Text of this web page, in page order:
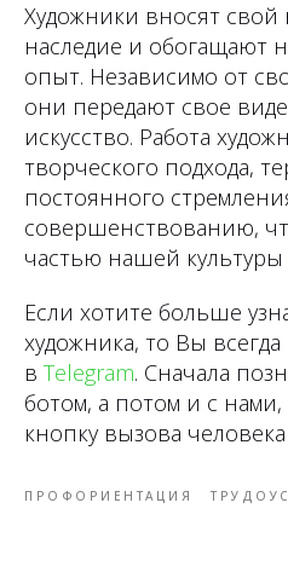
Художники вносят свой
наследие и обогащают
опыт. Независимо от
они передают свое
искусство. Работа
творческого подхода,
постоянного
совершенствованию,
частью нашей
Если хотите больше
художника, то Вы
в Telegram. Сначала
ботом, а потом и с
кнопку вызова человека
ПРОФОРИЕНТАЦИЯ